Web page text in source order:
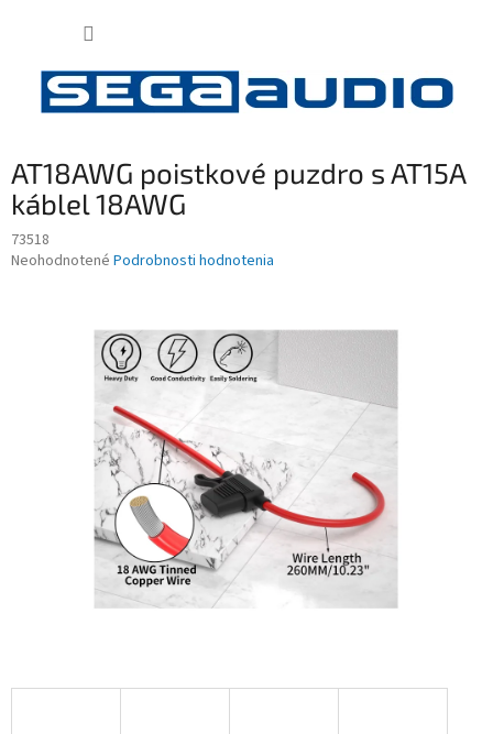
AT18AWG poistkové puzdro s AT15A
káblel 18AWG
73518
Priemerné
Neohodnotené Podrobnosti hodnotenia